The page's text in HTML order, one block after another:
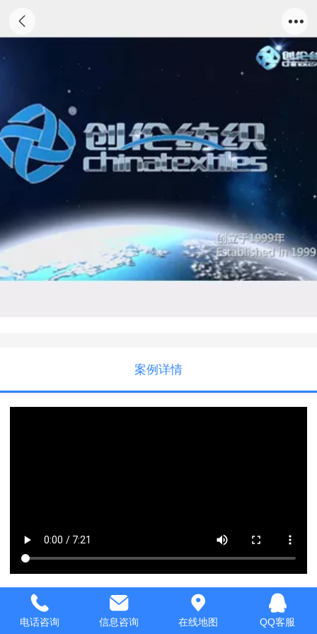
案例详情
电话咨询 信息咨询 在线地图 QQ客服